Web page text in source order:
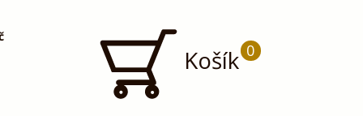
Košík 0